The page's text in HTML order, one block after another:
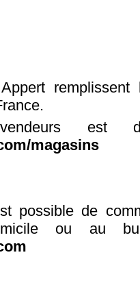
est
magasins
possible de
ou au